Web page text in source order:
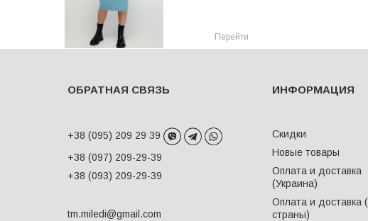
Перейти
ОБРАТНАЯ СВЯЗЬ
+38 (095) 209 29 39
+38 (097) 209-29-39
+38 (093) 209-29-39
tm.miledi@gmail.com
ИНФОРМАЦИЯ
Скидки
Новые товары
Оплата и доставка
(Украина)
Оплата и доставка
страны)